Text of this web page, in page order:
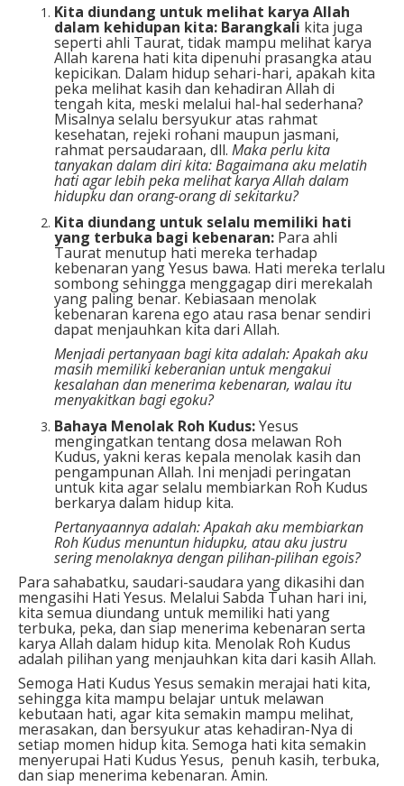
Kita diundang untuk melihat karya Allah
dalam kehidupan kita: Barangkali kita juga
seperti ahli Taurat, tidak mampu melihat karya
Allah karena hati kita dipenuhi prasangka atau
kepicikan. Dalam hidup sehari-hari, apakah kita
peka melihat kasih dan kehadiran Allah di
tengah kita, meski melalui hal-hal sederhana?
Misalnya selalu bersyukur atas rahmat
kesehatan, rejeki rohani maupun jasmani,
rahmat persaudaraan, dll. Maka perlu kita
tanyakan dalam diri kita: Bagaimana aku melatih
hati agar lebih peka melihat karya Allah dalam
hidupku dan orang-orang di sekitarku?
Kita diundang untuk selalu memiliki hati
yang terbuka bagi kebenaran: Para ahli
Taurat menutup hati mereka terhadap
kebenaran yang Yesus bawa. Hati mereka terlalu
sombong sehingga menggagap diri merekalah
yang paling benar. Kebiasaan menolak
kebenaran karena ego atau rasa benar sendiri
dapat menjauhkan kita dari Allah.
Menjadi pertanyaan bagi kita adalah: Apakah aku
masih memiliki keberanian untuk mengakui
kesalahan dan menerima kebenaran, walau itu
menyakitkan bagi egoku?
Bahaya Menolak Roh Kudus:Yesus
mengingatkan tentang dosa melawan Roh
Kudus, yakni keras kepala menolak kasih dan
pengampunan Allah. Ini menjadi peringatan
untuk kita agar selalu membiarkan Roh Kudus
berkarya dalam hidup kita.
Pertanyaannya adalah: Apakah aku membiarkan
Roh Kudus menuntun hidupku, atau aku justru
sering menolaknya dengan pilihan-pilihan egois?
Para sahabatku, saudari-saudara yang dikasihi dan
mengasihi Hati Yesus. Melalui Sabda Tuhan hari ini,
kita semua diundang untuk memiliki hati yang
terbuka, peka, dan siap menerima kebenaran serta
karya Allah dalam hidup kita. Menolak Roh Kudus
adalah pilihan yang menjauhkan kita dari kasih Allah.
Semoga Hati Kudus Yesus semakin merajai hati kita,
sehingga kita mampu belajar untuk melawan
kebutaan hati, agar kita semakin mampu melihat,
merasakan, dan bersyukur atas kehadiran-Nya di
setiap momen hidup kita. Semoga hati kita semakin
menyerupai Hati Kudus Yesus, penuh kasih, terbuka,
dan siap menerima kebenaran. Amin.